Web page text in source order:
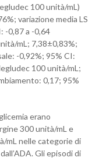
100 unità/mL)
variazione media LS
-0,87 a -0,64
mL; 7,38±0,83%;
-0,92%; 95% CI:
100 unità/mL;
0,17; 95%
erano
300 unità/mL e
mL nelle categorie di
Gli episodi di